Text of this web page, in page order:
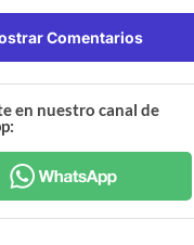
Comentarios
en nuestro canal de